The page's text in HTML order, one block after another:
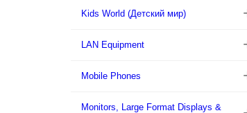
Kids World (Детский мир)
LAN Equipment
Mobile Phones
Monitors, Large Format Displays &